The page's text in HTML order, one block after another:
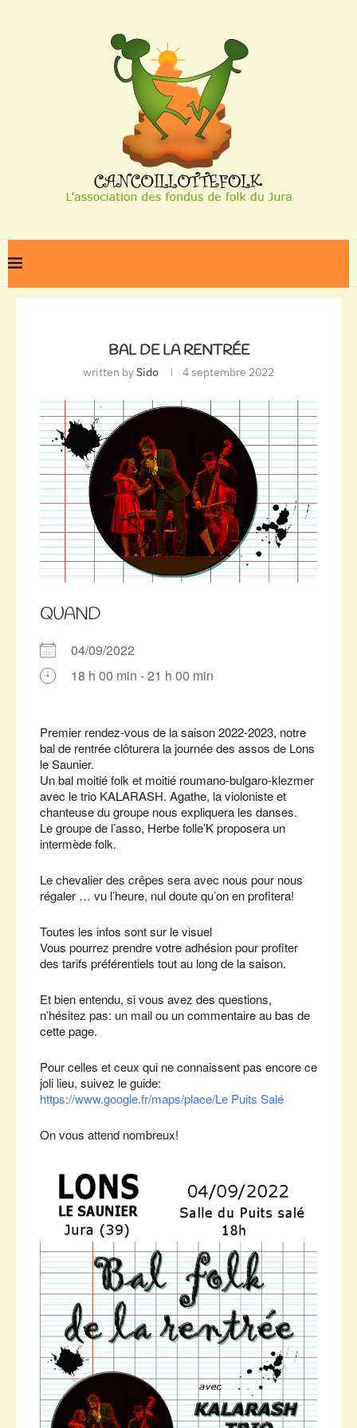
BAL DE LA RENTRÉE
written bySido 4 septembre 2022
QUAND
04/09/2022
18 h 00 min - 21 h 00 min
Premier rendez-vous de la saison 2022-2023, notre
bal de rentrée clôturera la journée des assos de Lons
le Saunier.
Un bal moitié folk et moitié roumano-bulgaro-klezmer
avec le trio KALARASH. Agathe, la violoniste et
chanteuse du groupe nous expliquera les danses.
Le groupe de l’asso, Herbe folle’K proposera un
intermède folk.
Le chevalier des crêpes sera avec nous pour nous
régaler … vu l’heure, nul doute qu’on en profitera!
Toutes les infos sont sur le visuel
Vous pourrez prendre votre adhésion pour profiter
des tarifs préférentiels tout au long de la saison.
Et bien entendu, si vous avez des questions,
n’hésitez pas: un mail ou un commentaire au bas de
cette page.
Pour celles et ceux qui ne connaissent pas encore ce
joli lieu, suivez le guide:
https://www.google.fr/maps/place/Le Puits Salé
On vous attend nombreux!